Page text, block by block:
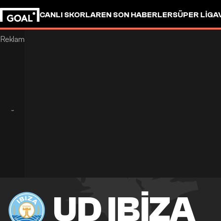
CANLI SKORLAREN SON HABERLERSÜPER LIG
UD IBIZA